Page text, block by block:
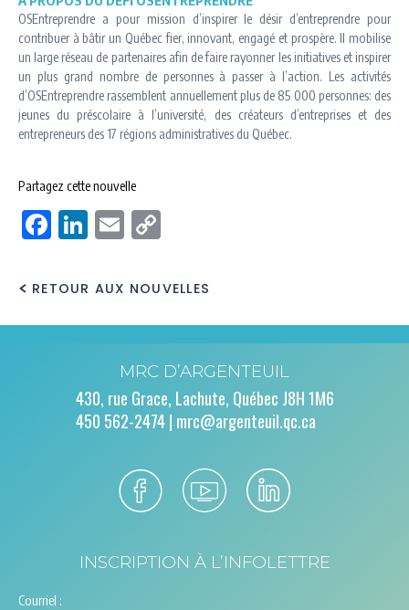
OSEntreprendre a pour mission d’inspirer le désir d’entreprendre pour
contribuer à bâtir un Québec fier, innovant, engagé et prospère. Il mobilise
un large réseau de partenaires afin de faire rayonner les initiatives et inspirer
un plus grand nombre de personnes à passer à l’action. Les activités
d’OSEntreprendre rassemblent annuellement plus de 85 000 personnes: des
jeunes du préscolaire à l’université, des créateurs d’entreprises et des
entrepreneurs des 17 régions administratives du Québec.
Partagez cette nouvelle
Facebook
LinkedIn
Email
RETOUR AUX NOUVELLES
MRC D’ARGENTEUIL
430, rue Grace, Lachute, Québec J8H 1M6
450 562-2474 | mrc@argenteuil.qc.ca
INSCRIPTION À L’INFOLETTRE
Courriel :